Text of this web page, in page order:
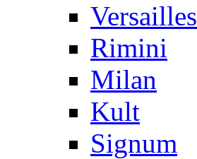
Versailles
Rimini
Milan
Kult
Signum